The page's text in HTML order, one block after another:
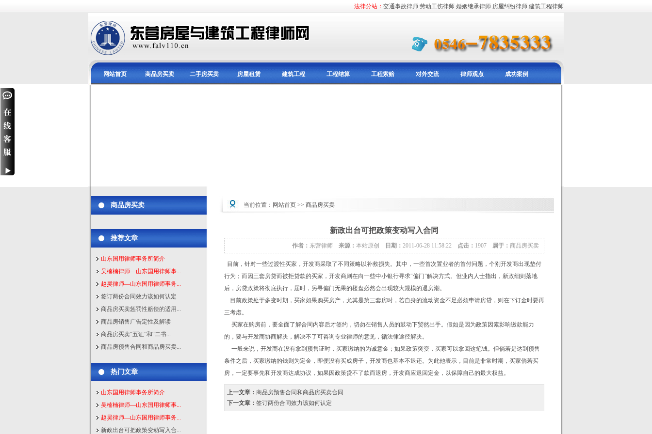
法律分站： 交通事故律师 劳动工伤律师 婚姻继承律师 房屋纠纷律师 建筑工程律师
网站首页 商品房买卖 二手房买卖 房屋租赁 建筑工程 工程结算 工程索赔 对外交流 律师观点 成功案例
商品房买卖
推荐文章
山东国用律师事务所简介
吴楠楠律师—山东国用律师事...
赵昊律师—山东国用律师事务...
签订两份合同效力该如何认定
商品房买卖惩罚性赔偿的适用...
商品房销售广告定性及解读
商品房买卖“五证”和“二书...
商品房预售合同和商品房买卖...
热门文章
山东国用律师事务所简介
吴楠楠律师—山东国用律师事...
赵昊律师—山东国用律师事务...
新政出台可把政策变动写入合...
当前位置： 网站首页 >> 商品房买卖
新政出台可把政策变动写入合同
作者： 东营律师 来源： 本站原创 日期： 2011-06-28 11:58:22 点击： 1907 属于： 商品房买卖
目前，针对一些过渡性买家，开发商采取了不同策略以补救损失。其中，一些首次置业者的首付问题，个别开发商出现垫付
行为；而因三套房贷而被拒贷款的买家，开发商则在向一些中小银行寻求"偏门"解决方式。但业内人士指出，新政细则落地
后，房贷政策将彻底执行，届时，另寻偏门无果的楼盘必然会出现较大规模的退房潮。
目前政策处于多变时期，买家如果购买房产，尤其是第三套房时，若自身的流动资金不足必须申请房贷，则在下订金时要再
三考虑。
买家在购房前，要全面了解合同内容后才签约，切勿在销售人员的鼓动下贸然出手。假如是因为政策因素影响缴款能力
的，要与开发商协商解决，解决不了可咨询专业律师的意见，循法律途径解决。
一般来说，开发商在没有拿到预售证时，买家缴纳的为诚意金；如果政策突变，买家可以拿回这笔钱。但倘若是达到预售
条件之后，买家缴纳的钱则为定金，即便没有买成房子，开发商也基本不退还。为此他表示，目前是非常时期，买家倘若买
房，一定要事先和开发商达成协议，如果因政策贷不了款而退房，开发商应退回定金，以保障自己的最大权益。
上一文章： 商品房预售合同和商品房买卖合同
下一文章： 签订两份合同效力该如何认定